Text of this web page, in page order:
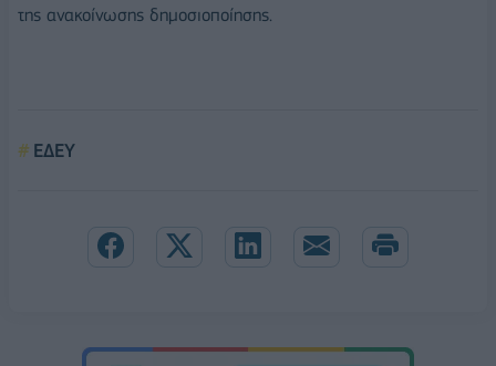
της ανακοίνωσης δημοσιοποίησης.
ΕΔΕΥ